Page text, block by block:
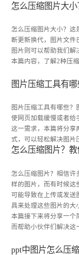
怎么压缩图片大
怎么压缩图片大小？这
断更新换代，图片文件
图片则可以帮助我们
本篇内容，了解2种压
图片压缩工具有
图片压缩工具有哪些
使网页加载缓慢或者给
这一需求，本篇将分享
式，可以轻松解决图片
怎么压缩图片？
怎么压缩图片？相信许
样的图片，而有时候这
可能导致在上传或发送
具来处理这些图片的大
本篇接下来将分享一个
而帮助小伙伴们解决这
ppt中图片怎么压